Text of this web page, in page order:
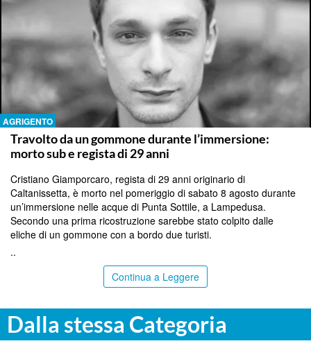
AGRIGENTO
Travolto da un gommone durante l’immersione:
morto sub e regista di 29 anni
Cristiano Giamporcaro, regista di 29 anni originario di
Caltanissetta, è morto nel pomeriggio di sabato 8 agosto durante
un’immersione nelle acque di Punta Sottile, a Lampedusa.
Secondo una prima ricostruzione sarebbe stato colpito dalle
eliche di un gommone con a bordo due turisti.
..
Continua a Leggere
Dalla stessa Categoria
MESSINA